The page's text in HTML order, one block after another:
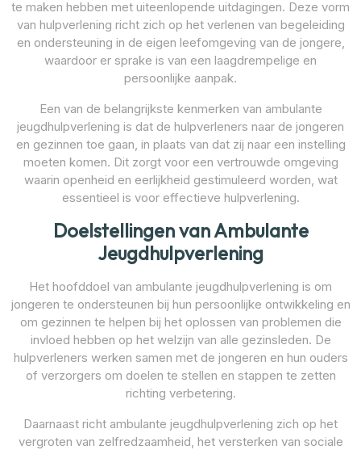
te maken hebben met uiteenlopende uitdagingen. Deze vorm
van hulpverlening richt zich op het verlenen van begeleiding
en ondersteuning in de eigen leefomgeving van de jongere,
waardoor er sprake is van een laagdrempelige en
persoonlijke aanpak.
Een van de belangrijkste kenmerken van ambulante
jeugdhulpverlening is dat de hulpverleners naar de jongeren
en gezinnen toe gaan, in plaats van dat zij naar een instelling
moeten komen. Dit zorgt voor een vertrouwde omgeving
waarin openheid en eerlijkheid gestimuleerd worden, wat
essentieel is voor effectieve hulpverlening.
Doelstellingen van Ambulante
Jeugdhulpverlening
Het hoofddoel van ambulante jeugdhulpverlening is om
jongeren te ondersteunen bij hun persoonlijke ontwikkeling en
om gezinnen te helpen bij het oplossen van problemen die
invloed hebben op het welzijn van alle gezinsleden. De
hulpverleners werken samen met de jongeren en hun ouders
of verzorgers om doelen te stellen en stappen te zetten
richting verbetering.
Daarnaast richt ambulante jeugdhulpverlening zich op het
vergroten van zelfredzaamheid, het versterken van sociale